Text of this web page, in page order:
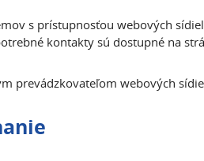
s prístupnosťou webových
kontakty sú dostupné na
prevádzkovateľom webových